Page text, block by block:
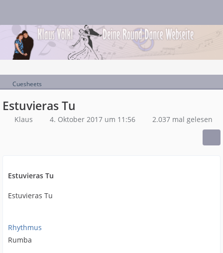
Cuesheets
Estuvieras Tu
Klaus 4. Oktober 2017 um 11:56 2.037 mal gelesen
Estuvieras Tu
Estuvieras Tu
Rhythmus
Rumba